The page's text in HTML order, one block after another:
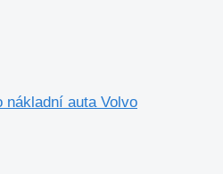
nákladní auta Volvo